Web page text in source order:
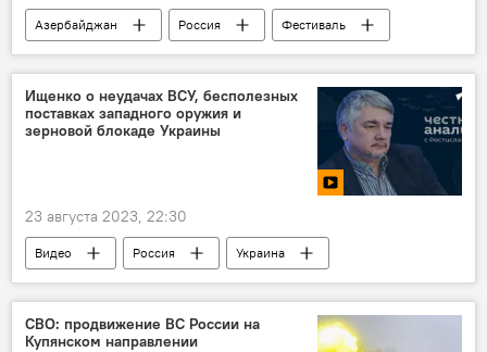
Азербайджан Россия
Фестиваль
Слепой
Одаренные дети
Общество
Эксклюзивы
Ищенко о неудачах ВСУ, бесполезных
поставках западного оружия и
зерновой блокаде Украины
23 августа 2023, 22:30
Видео Россия
Украина
Спецоперация
Поставки вооружения
Запад
СВО: продвижение ВС России на
Купянском направлении